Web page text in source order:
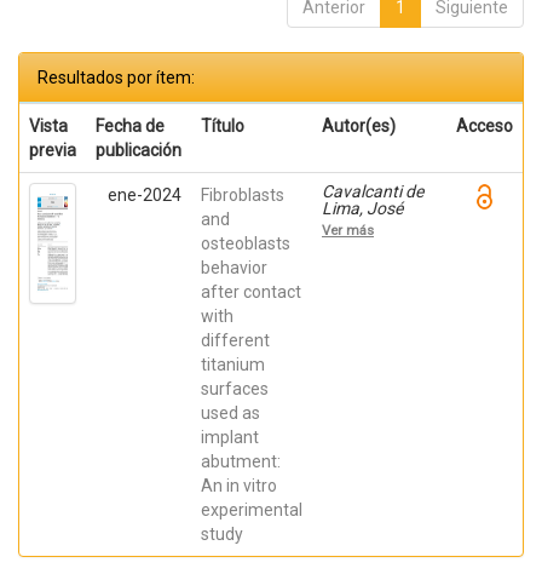
Anterior 1 Siguiente
Resultados por ítem:
Vista
previa
Fecha de
publicación
Título Autor(es) Acceso
ene-2024
Fibroblasts
and
osteoblasts
behavior
after contact
with
different
titanium
surfaces
used as
implant
abutment:
An in vitro
experimental
study
Cavalcanti de
Lima, José
Henrique;
Robbs ,
Ver más